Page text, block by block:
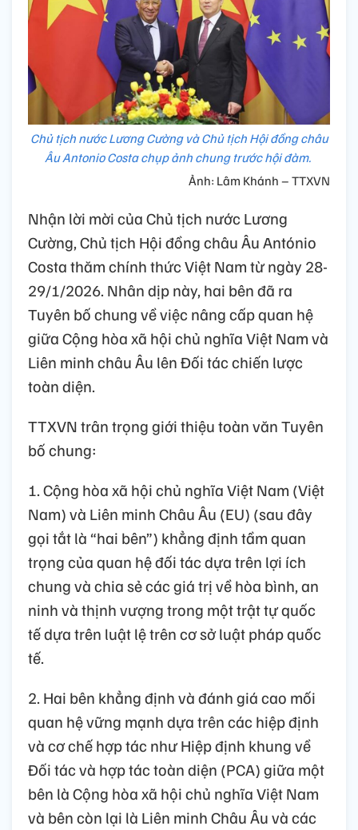
Chủ tịch nước Lương Cường và Chủ tịch Hội đồng châu
Âu Antonio Costa chụp ảnh chung trước hội đàm.
Ảnh: Lâm Khánh – TTXVN
Nhận lời mời của Chủ tịch nước Lương
Cường, Chủ tịch Hội đồng châu Âu António
Costa thăm chính thức Việt Nam từ ngày 28-
29/1/2026. Nhân dịp này, hai bên đã ra
Tuyên bố chung về việc nâng cấp quan hệ
giữa Cộng hòa xã hội chủ nghĩa Việt Nam và
Liên minh châu Âu lên Đối tác chiến lược
toàn diện.
TTXVN trân trọng giới thiệu toàn văn Tuyên
bố chung:
1. Cộng hòa xã hội chủ nghĩa Việt Nam (Việt
Nam) và Liên minh Châu Âu (EU) (sau đây
gọi tắt là “hai bên”) khẳng định tầm quan
trọng của quan hệ đối tác dựa trên lợi ích
chung và chia sẻ các giá trị về hòa bình, an
ninh và thịnh vượng trong một trật tự quốc
tế dựa trên luật lệ trên cơ sở luật pháp quốc
tế.
2. Hai bên khẳng định và đánh giá cao mối
quan hệ vững mạnh dựa trên các hiệp định
và cơ chế hợp tác như Hiệp định khung về
Đối tác và hợp tác toàn diện (PCA) giữa một
bên là Cộng hòa xã hội chủ nghĩa Việt Nam
và bên còn lại là Liên minh Châu Âu và các